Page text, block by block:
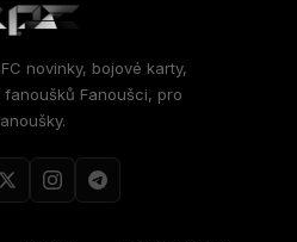
novinky, bojové karty,
Fanoušci, pro